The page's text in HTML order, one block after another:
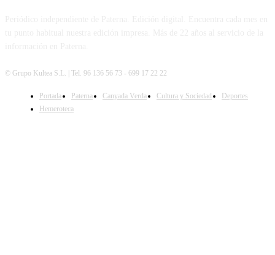
SÍGUENOS
© Grupo Kultea S.L. | Tel. 96 136 56 73 - 699 17 22 22
Portada Paterna Canyada Verda Cultura y Sociedad
Deportes
Hemeroteca